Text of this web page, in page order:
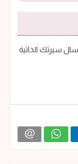
سيرتك الذاتية